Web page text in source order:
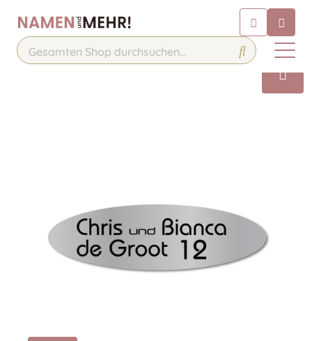
Chatten Sie 24/7 mit unserem
hilfreichen Chatbot
Kontakt